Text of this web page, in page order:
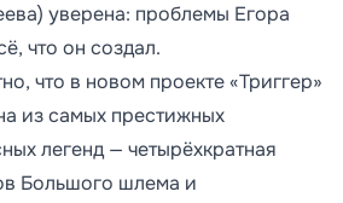
уверена: проблемы Егора
что он создал.
что в новом проекте «Триггер»
из самых престижных
легенд — четырёхкратная
Большого шлема и